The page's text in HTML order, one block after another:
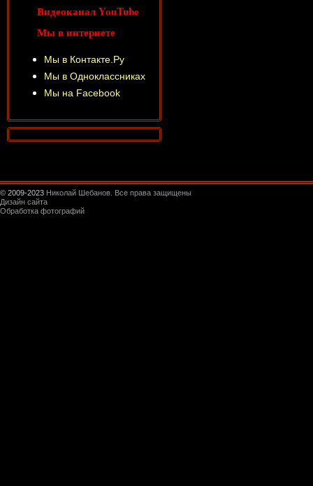
Видеоканал YouTube
Мы в интернете
Мы в Контакте.Ру
Мы в Одноклассниках
Мы на Facebook
© 2009-2023 Николай Шебанов. Все права защищены
Дизайн сайта
Обработка фотографий